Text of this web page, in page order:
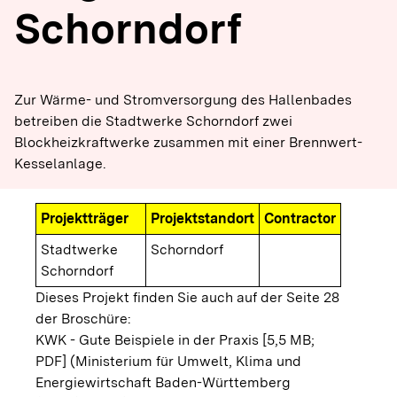
Schorndorf
Zur Wärme- und Stromversorgung des Hallenbades
betreiben die Stadtwerke Schorndorf zwei
Blockheizkraftwerke zusammen mit einer Brennwert-
Kesselanlage.
Projektträger Projektstandort Contractor
Stadtwerke
Schorndorf
Schorndorf
Dieses Projekt finden Sie auch auf der Seite 28
der Broschüre:
KWK - Gute Beispiele in der Praxis [5,5 MB;
PDF] (Ministerium für Umwelt, Klima und
Energiewirtschaft Baden-Württemberg